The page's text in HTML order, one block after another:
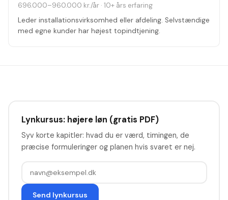
696.000–960.000 kr./år ·10+ års erfaring
Leder installationsvirksomhed eller afdeling. Selvstændige
med egne kunder har højest topindtjening.
Lynkursus: højere løn (gratis PDF)
Syv korte kapitler: hvad du er værd, timingen, de
præcise formuleringer og planen hvis svaret er nej.
Send lynkursus